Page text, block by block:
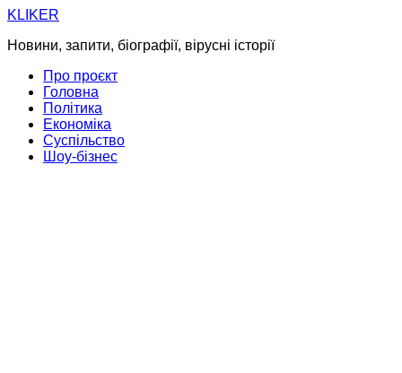
Skip
content
KLIKER
Новини, запити, біографії, вірусні історії
Про проєкт
Головна
Політика
Економіка
Суспільство
Шоу-бізнес